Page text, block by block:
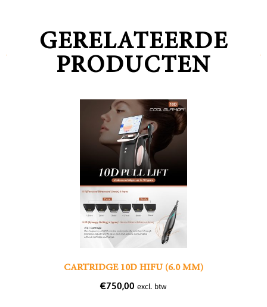
GERELATEERDE
PRODUCTEN
CARTRIDGE 10D HIFU (6.0 MM)
€750,00 excl. btw